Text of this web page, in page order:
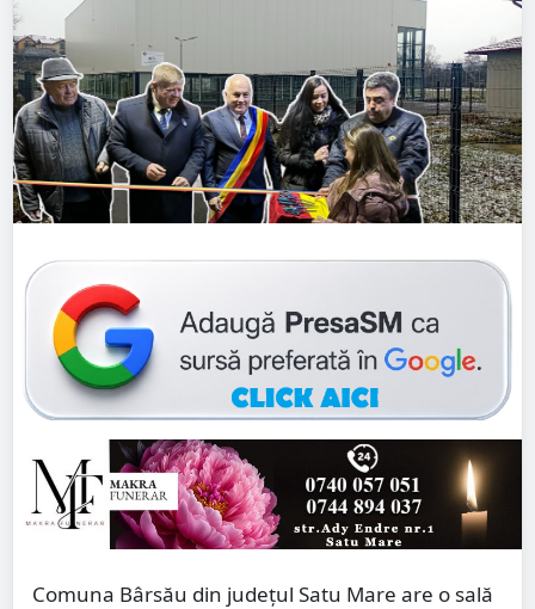
Comuna Bârsău din județul Satu Mare are o sală